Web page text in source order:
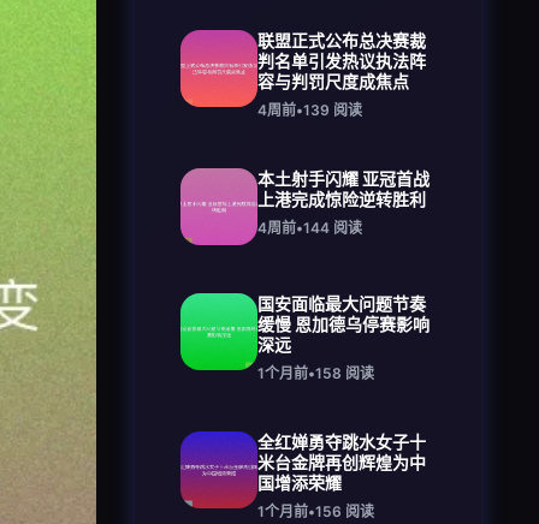
联盟正式公布总决赛裁
判名单引发热议执法阵
容与判罚尺度成焦点
4周前•139 阅读
本土射手闪耀 亚冠首战
上港完成惊险逆转胜利
4周前•144 阅读
国安面临最大问题节奏
缓慢 恩加德乌停赛影响
深远
1个月前•158 阅读
全红婵勇夺跳水女子十
米台金牌再创辉煌为中
国增添荣耀
1个月前•156 阅读